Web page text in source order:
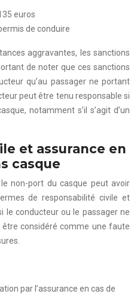
euros
de conduire
aggravantes, les sanctions
de noter que ces sanctions
qu’au passager ne portant
peut être tenu responsable si
notamment s’il s’agit d’un
et assurance en
casque
non-port du casque peut avoir
de responsabilité civile et
le conducteur ou le passager ne
considéré comme une faute
par l’assurance en cas de